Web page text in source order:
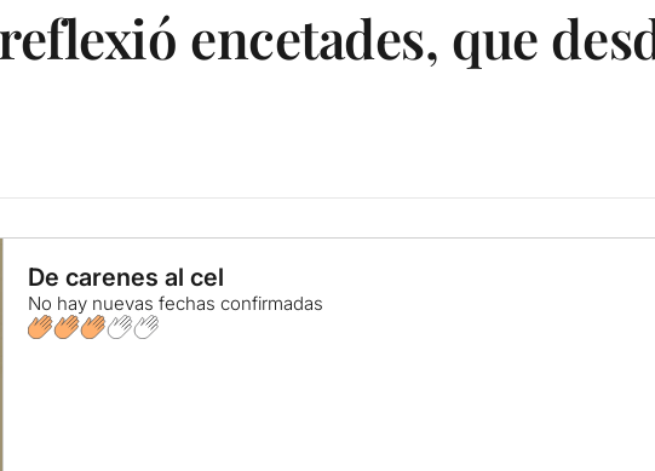
encetades, que
De carenes al cel
No hay nuevas fechas confirmadas